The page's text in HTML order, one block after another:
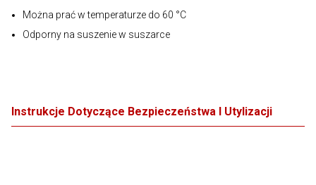
Można prać w temperaturze do 60 °C
Odporny na suszenie w suszarce
Instrukcje Dotyczące Bezpieczeństwa I Utylizacji